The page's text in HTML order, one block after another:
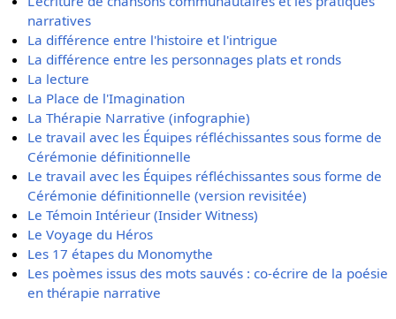
narratives
La différence entre l'histoire et l'intrigue
La différence entre les personnages plats et ronds
La lecture
La Place de l'Imagination
La Thérapie Narrative (infographie)
Le travail avec les Équipes réfléchissantes sous forme de
Cérémonie définitionnelle
Le travail avec les Équipes réfléchissantes sous forme de
Cérémonie définitionnelle (version revisitée)
Le Témoin Intérieur (Insider Witness)
Le Voyage du Héros
Les 17 étapes du Monomythe
Les poèmes issus des mots sauvés : co-écrire de la poésie
en thérapie narrative